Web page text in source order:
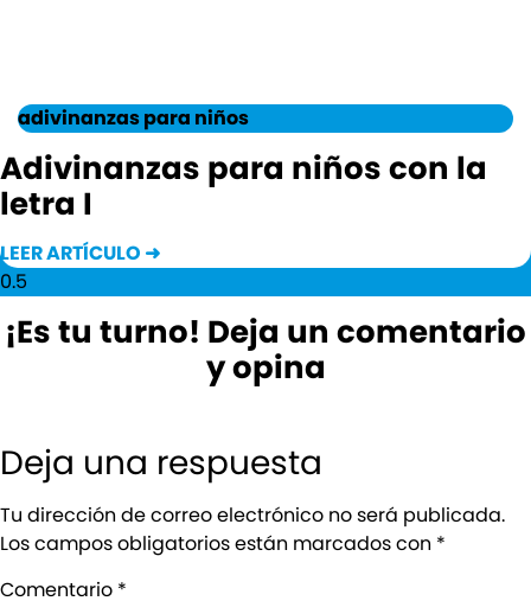
adivinanzas para niños
Adivinanzas para niños con la
letra I
LEER ARTÍCULO ➜
¡Es tu turno! Deja un comentario
y opina
Deja una respuesta
Tu dirección de correo electrónico no será publicada.
Los campos obligatorios están marcados con *
Comentario *